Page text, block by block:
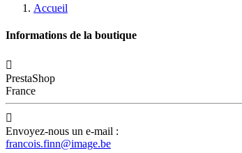
Accueil
Informations de la boutique

PrestaShop
France

Envoyez-nous un e-mail :
francois.finn@image.be